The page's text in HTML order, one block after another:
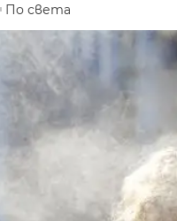
По света